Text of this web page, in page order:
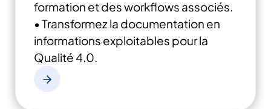
formation et des workflows associés.
• Transformez la documentation en
informations exploitables pour la
Qualité 4.0.